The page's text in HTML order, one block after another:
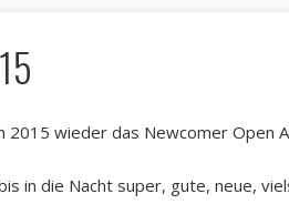
2015 wieder das Newcomer Open
in die Nacht super, gute, neue,